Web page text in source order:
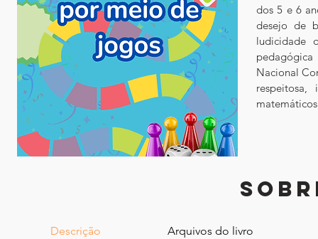
dos 5 e 6
desejo de
ludicidade
pedagógica
Nacional
Descrição Arquivos do livro